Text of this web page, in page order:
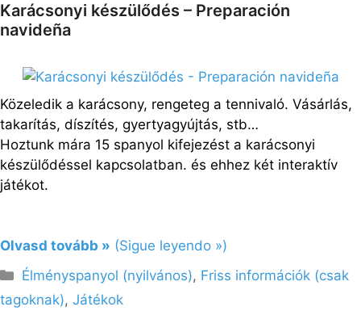
Karácsonyi készülődés – Preparación
navideña
Közeledik a karácsony, rengeteg a tennivaló. Vásárlás,
takarítás, díszítés, gyertyagyújtás, stb…
Hoztunk mára 15 spanyol kifejezést a karácsonyi
készülődéssel kapcsolatban. és ehhez két interaktív
játékot.
Olvasd tovább » (Sigue leyendo »)
Kategória
Élményspanyol (nyilvános), Friss információk (csak
tagoknak), Játékok